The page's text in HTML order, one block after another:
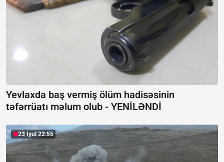
Yevlaxda baş vermiş ölüm hadisəsinin
təfərrüatı məlum olub - YENİLƏNDİ
23 İyul 22:55